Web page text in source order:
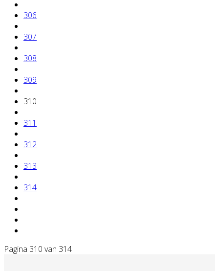
306
307
308
309
310
311
312
313
314
Pagina 310 van 314